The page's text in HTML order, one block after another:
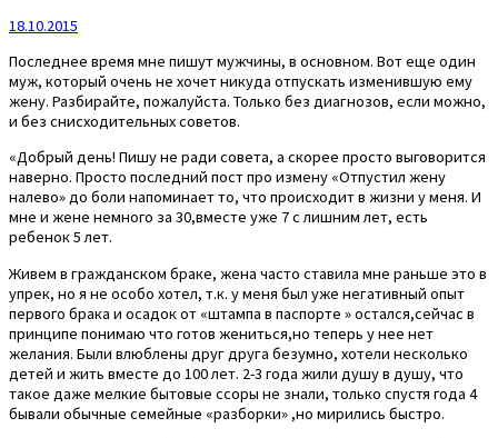
18.10.2015
Последнее время мне пишут мужчины, в основном. Вот еще один
муж, который очень не хочет никуда отпускать изменившую ему
жену. Разбирайте, пожалуйста. Только без диагнозов, если можно,
и без снисходительных советов.
«Добрый день! Пишу не ради совета, а скорее просто выговорится
наверно. Просто последний пост про измену «Отпустил жену
налево» до боли напоминает то, что происходит в жизни у меня. И
мне и жене немного за 30,вместе уже 7 с лишним лет, есть
ребенок 5 лет.
Живем в гражданском браке, жена часто ставила мне раньше это в
упрек, но я не особо хотел, т.к. у меня был уже негативный опыт
первого брака и осадок от «штампа в паспорте » остался,сейчас в
принципе понимаю что готов жениться,но теперь у нее нет
желания. Были влюблены друг друга безумно, хотели несколько
детей и жить вместе до 100 лет. 2-3 года жили душу в душу, что
такое даже мелкие бытовые ссоры не знали, только спустя года 4
бывали обычные семейные «разборки» ,но мирились быстро.